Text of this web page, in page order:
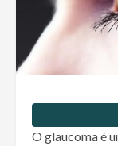
O glaucoma é